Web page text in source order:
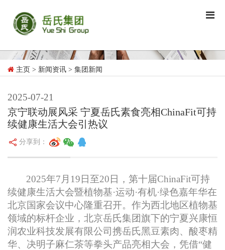
主页 > 新闻资讯 > 集团新闻
2025-07-21
京宁联动展风采 宁夏岳氏素食亮相ChinaFit可持
续健康生活大会引热议
分享到：
2025年7月19日至20日，第十届ChinaFit可持
续健康生活大会暨植物基·运动·有机·绿色嘉年华在
北京国家会议中心隆重召开。作为西北地区植物基
领域的标杆企业，北京岳氏集团旗下的宁夏兴康恒
润农业科技发展有限公司携岳氏黑豆素肉、酸枣精
华、决明子麻仁茶等拳头产品亮相大会，凭借“健